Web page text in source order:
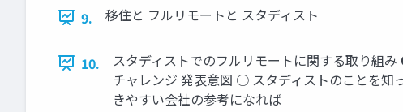
9. 移住と フルリモートと スタディスト
10.
スタディストでのフルリモートに関する取り
チャレンジ 発表意図 ○ スタディストのことを
きやすい会社の参考になれば